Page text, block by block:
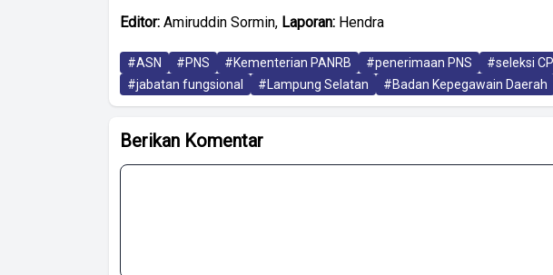
Editor: Amiruddin Sormin, Laporan: Hendra
#ASN #PNS #Kementerian PANRB #penerimaan PNS #seleksi
#jabatan fungsional
#Lampung Selatan #Badan Kepegawain Daerah
Berikan Komentar